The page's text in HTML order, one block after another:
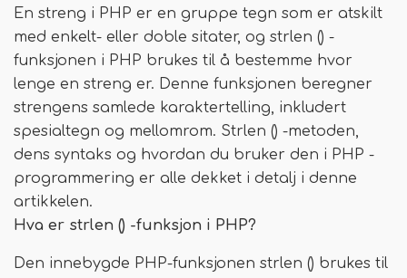
En streng i PHP er en gruppe tegn som er atskilt
med enkelt- eller doble sitater, og strlen () -
funksjonen i PHP brukes til å bestemme hvor
lenge en streng er. Denne funksjonen beregner
strengens samlede karaktertelling, inkludert
spesialtegn og mellomrom. Strlen () -metoden,
dens syntaks og hvordan du bruker den i PHP -
programmering er alle dekket i detalj i denne
artikkelen.
Hva er strlen () -funksjon i PHP?
Den innebygde PHP-funksjonen strlen () brukes til